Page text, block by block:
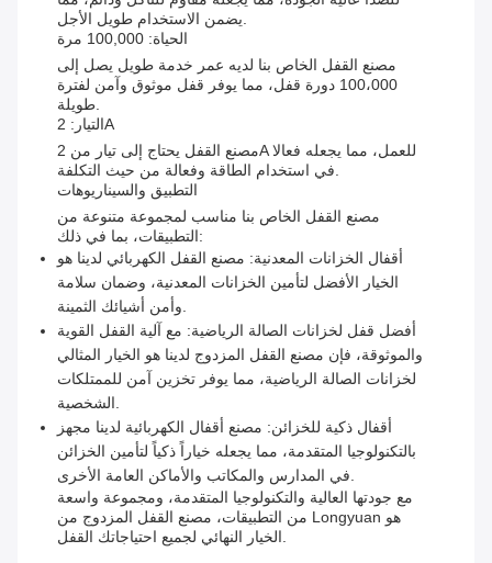
يضمن الاستخدام طويل الأجل.
الحياة: 100,000 مرة
مصنع القفل الخاص بنا لديه عمر خدمة طويل يصل إلى
100،000 دورة قفل، مما يوفر قفل موثوق وآمن لفترة
طويلة.
التيار: 2A
مصنع القفل يحتاج إلى تيار من 2A للعمل، مما يجعله فعالا
في استخدام الطاقة وفعالة من حيث التكلفة.
التطبيق والسيناريوهات
مصنع القفل الخاص بنا مناسب لمجموعة متنوعة من
التطبيقات، بما في ذلك:
أقفال الخزانات المعدنية: مصنع القفل الكهربائي لدينا هو
الخيار الأفضل لتأمين الخزانات المعدنية، وضمان سلامة
وأمن أشيائك الثمينة.
أفضل قفل لخزانات الصالة الرياضية: مع آلية القفل القوية
والموثوقة، فإن مصنع القفل المزدوج لدينا هو الخيار المثالي
لخزانات الصالة الرياضية، مما يوفر تخزين آمن للممتلكات
الشخصية.
أقفال ذكية للخزائن: مصنع أقفال الكهربائية لدينا مجهز
بالتكنولوجيا المتقدمة، مما يجعله خياراً ذكياً لتأمين الخزائن
في المدارس والمكاتب والأماكن العامة الأخرى.
مع جودتها العالية والتكنولوجيا المتقدمة، ومجموعة واسعة
من التطبيقات، مصنع القفل المزدوج من Longyuan هو
الخيار النهائي لجميع احتياجاتك القفل.